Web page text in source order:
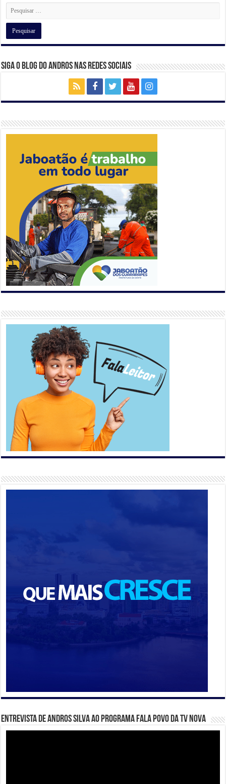
p
o
Siga o Blog do Andros nas Redes Sociais
Entrevista de Andros Silva ao programa Fala Povo da TV Nova